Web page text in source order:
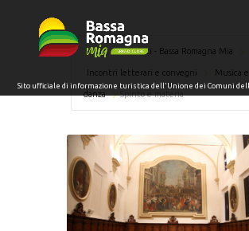
Home Eventi - Bassa Romagna Mia
Incontri letterari e convegni Musica e
danza Spirito e materia